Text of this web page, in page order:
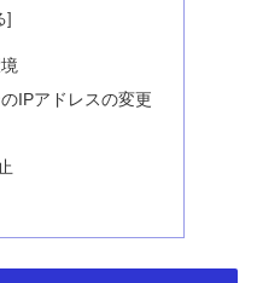
IPアドレスの変更